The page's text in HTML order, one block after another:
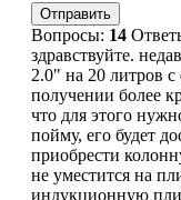
Вопросы: 14
здравствуйте.
2.0" на 20 литров
получении более
что для этого
пойму, его будет
приобрести
не уместится на
индукционную